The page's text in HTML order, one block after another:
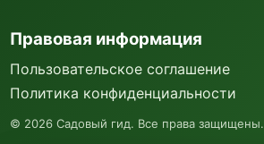
Правовая информация
Пользовательское соглашение
Политика конфиденциальности
© 2026 Садовый гид. Все права защищены.